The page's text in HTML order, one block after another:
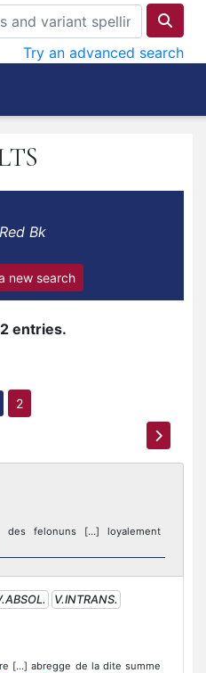
Try an advanced search
Bk
new search
entries.
2
des felonuns […] loyalement
V.INTRANS.
[…] abregge de la dite summe